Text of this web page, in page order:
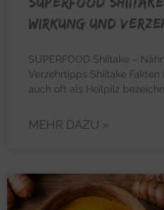
Wirkung und
SUPERFOOD Shiitake –
Verzehrtipps Shiitake Fakten
auch oft als Heilpilz
MEHR DAZU »